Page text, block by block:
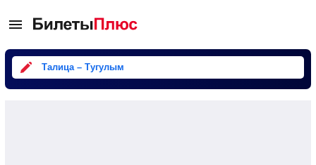
Талица – Тугулым